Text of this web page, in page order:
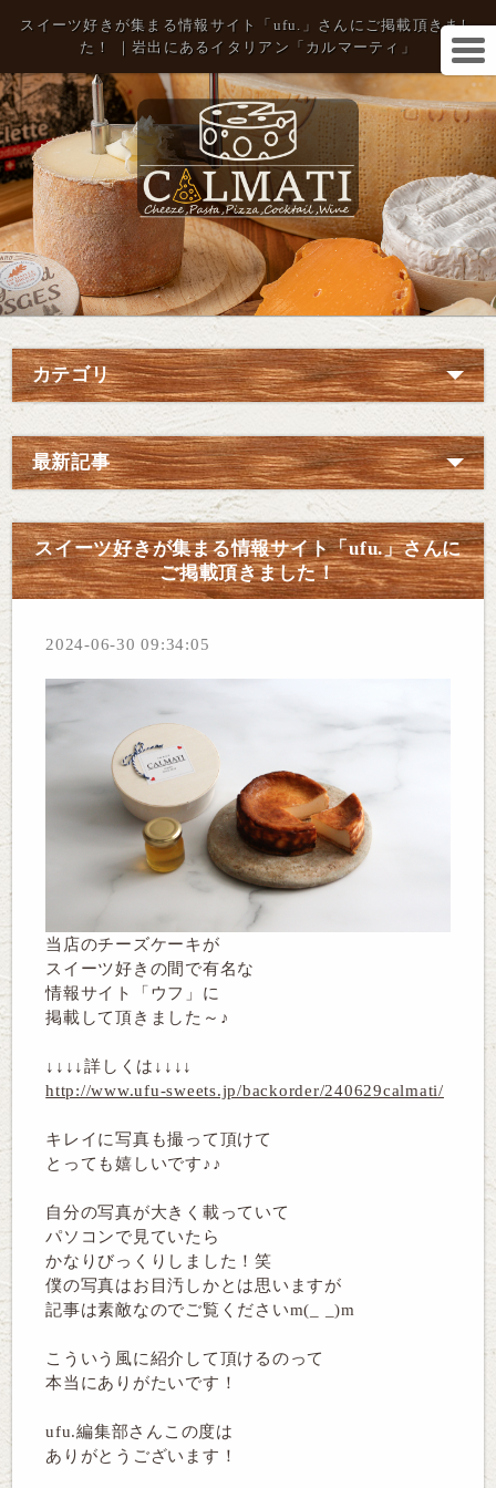
スイーツ好きが集まる情報サイト「ufu.」さんにご掲載頂きまし
た！ ｜岩出にあるイタリアン「カルマーティ」
カテゴリ
最新記事
スイーツ好きが集まる情報サイト「ufu.」さんに
ご掲載頂きました！
2024-06-30 09:34:05
当店のチーズケーキが
スイーツ好きの間で有名な
情報サイト「ウフ」に
掲載して頂きました～♪
↓↓↓↓詳しくは↓↓↓↓
http://www.ufu-sweets.jp/backorder/240629calmati/
キレイに写真も撮って頂けて
とっても嬉しいです♪♪
自分の写真が大きく載っていて
パソコンで見ていたら
かなりびっくりしました！笑
僕の写真はお目汚しかとは思いますが
記事は素敵なのでご覧くださいm(_ _)m
こういう風に紹介して頂けるのって
本当にありがたいです！
ufu.編集部さんこの度は
ありがとうございます！